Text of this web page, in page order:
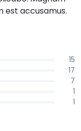
est accusamus.
15
17
7
1
1